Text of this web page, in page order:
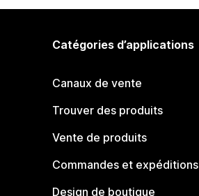
Catégories d’applications
Canaux de vente
Trouver des produits
Vente de produits
Commandes et expéditions
Design de boutique